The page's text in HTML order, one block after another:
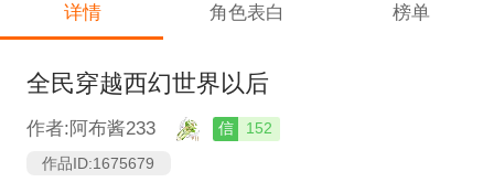
详情 角色表白 榜单
全民穿越西幻世界以后
作者:阿布酱233 信
152
作品ID:1675679